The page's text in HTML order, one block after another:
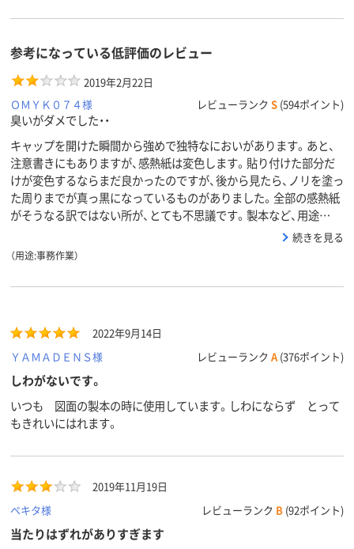
参考になっている低評価のレビュー
2019年2月22日
ＯＭＹＫ０７４様
レビューランク S (594ポイント)
臭いがダメでした・・
キャップを開けた瞬間から強めで独特なにおいがあります。あと、
注意書きにもありますが、感熱紙は変色します。貼り付けた部分だ
けが変色するならまだ良かったのですが、後から見たら、ノリを塗っ
た周りまでが真っ黒になっているものがありました。全部の感熱紙
がそうなる訳ではない所が、とても不思議です。製本など、用途…
続きを見る
（用途:事務作業）
2022年9月14日
ＹＡＭＡＤＥＮＳ様
レビューランク A (376ポイント)
しわがないです。
いつも 図面の製本の時に使用しています。しわにならず とって
もきれいにはれます。
2019年11月19日
ペキタ様
レビューランク B (92ポイント)
当たりはずれがありすぎます